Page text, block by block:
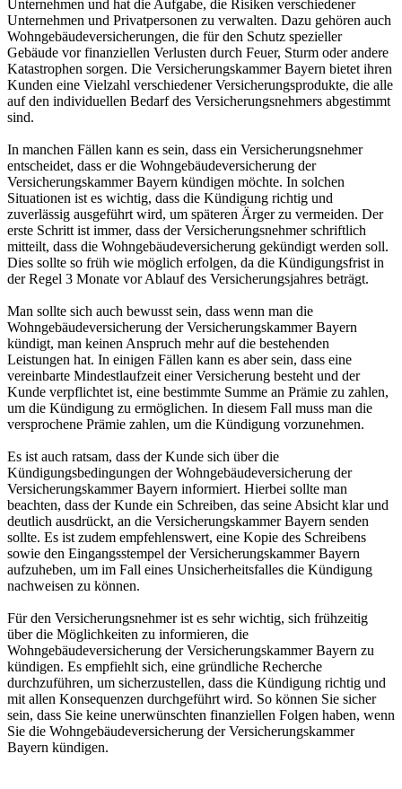
Unternehmen und hat die Aufgabe, die Risiken verschiedener
Unternehmen und Privatpersonen zu verwalten. Dazu gehören auch
Wohngebäudeversicherungen, die für den Schutz spezieller
Gebäude vor finanziellen Verlusten durch Feuer, Sturm oder andere
Katastrophen sorgen. Die Versicherungskammer Bayern bietet ihren
Kunden eine Vielzahl verschiedener Versicherungsprodukte, die alle
auf den individuellen Bedarf des Versicherungsnehmers abgestimmt
sind.
In manchen Fällen kann es sein, dass ein Versicherungsnehmer
entscheidet, dass er die Wohngebäudeversicherung der
Versicherungskammer Bayern kündigen möchte. In solchen
Situationen ist es wichtig, dass die Kündigung richtig und
zuverlässig ausgeführt wird, um späteren Ärger zu vermeiden. Der
erste Schritt ist immer, dass der Versicherungsnehmer schriftlich
mitteilt, dass die Wohngebäudeversicherung gekündigt werden soll.
Dies sollte so früh wie möglich erfolgen, da die Kündigungsfrist in
der Regel 3 Monate vor Ablauf des Versicherungsjahres beträgt.
Man sollte sich auch bewusst sein, dass wenn man die
Wohngebäudeversicherung der Versicherungskammer Bayern
kündigt, man keinen Anspruch mehr auf die bestehenden
Leistungen hat. In einigen Fällen kann es aber sein, dass eine
vereinbarte Mindestlaufzeit einer Versicherung besteht und der
Kunde verpflichtet ist, eine bestimmte Summe an Prämie zu zahlen,
um die Kündigung zu ermöglichen. In diesem Fall muss man die
versprochene Prämie zahlen, um die Kündigung vorzunehmen.
Es ist auch ratsam, dass der Kunde sich über die
Kündigungsbedingungen der Wohngebäudeversicherung der
Versicherungskammer Bayern informiert. Hierbei sollte man
beachten, dass der Kunde ein Schreiben, das seine Absicht klar und
deutlich ausdrückt, an die Versicherungskammer Bayern senden
sollte. Es ist zudem empfehlenswert, eine Kopie des Schreibens
sowie den Eingangsstempel der Versicherungskammer Bayern
aufzuheben, um im Fall eines Unsicherheitsfalles die Kündigung
nachweisen zu können.
Für den Versicherungsnehmer ist es sehr wichtig, sich frühzeitig
über die Möglichkeiten zu informieren, die
Wohngebäudeversicherung der Versicherungskammer Bayern zu
kündigen. Es empfiehlt sich, eine gründliche Recherche
durchzuführen, um sicherzustellen, dass die Kündigung richtig und
mit allen Konsequenzen durchgeführt wird. So können Sie sicher
sein, dass Sie keine unerwünschten finanziellen Folgen haben, wenn
Sie die Wohngebäudeversicherung der Versicherungskammer
Bayern kündigen.